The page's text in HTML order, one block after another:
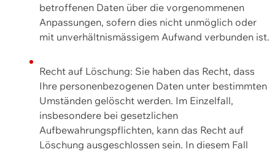
betroffenen Daten über die vorgenommenen
Anpassungen, sofern dies nicht unmöglich oder
mit unverhältnismässigem Aufwand verbunden ist.
Recht auf Löschung: Sie haben das Recht, dass
Ihre personenbezogenen Daten unter bestimmten
Umständen gelöscht werden. Im Einzelfall,
insbesondere bei gesetzlichen
Aufbewahrungspflichten, kann das Recht auf
Löschung ausgeschlossen sein. In diesem Fall